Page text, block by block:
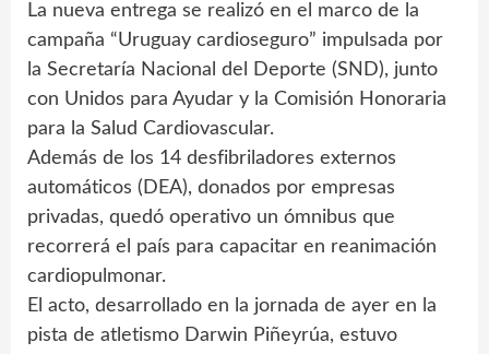
La nueva entrega se realizó en el marco de la
campaña “Uruguay cardioseguro” impulsada por
la Secretaría Nacional del Deporte (SND), junto
con Unidos para Ayudar y la Comisión Honoraria
para la Salud Cardiovascular.
Además de los 14 desfibriladores externos
automáticos (DEA), donados por empresas
privadas, quedó operativo un ómnibus que
recorrerá el país para capacitar en reanimación
cardiopulmonar.
El acto, desarrollado en la jornada de ayer en la
pista de atletismo Darwin Piñeyrúa, estuvo